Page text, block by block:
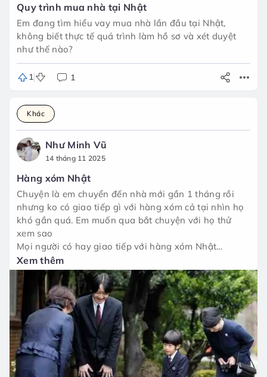
Quy trình mua nhà tại Nhật
Em đang tìm hiểu vay mua nhà lần đầu tại Nhật,
không biết thực tế quá trình làm hồ sơ và xét duyệt
như thế nào?
1 1
Khác
Như Minh Vũ
14 tháng 11 2025
Hàng xóm Nhật
Chuyện là em chuyển đến nhà mới gần 1 tháng rồi
nhưng ko có giao tiếp gì với hàng xóm cả tại nhìn họ
khó gần quá. Em muốn qua bắt chuyện với họ thử
xem sao
Mọi người có hay giao tiếp với hàng xóm Nhật
không? Trải nghiệm thế nào mọi người nhỉ?
Xem thêm